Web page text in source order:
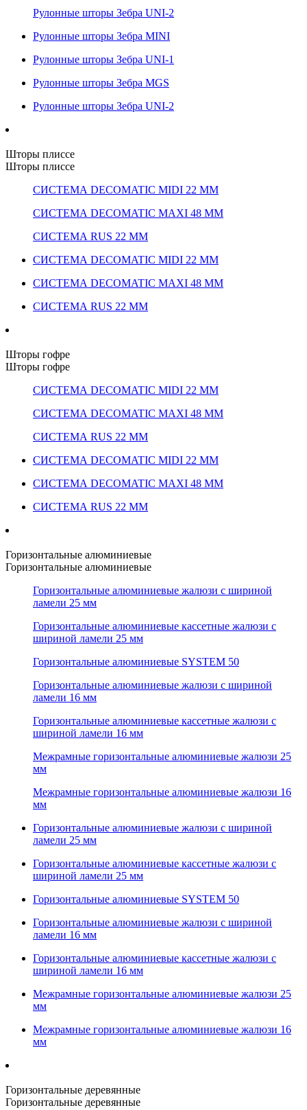
Рулонные шторы Зебра UNI-2
Рулонные шторы Зебра MINI
Рулонные шторы Зебра UNI-1
Рулонные шторы Зебра MGS
Рулонные шторы Зебра UNI-2
Шторы плиссе
Шторы плиссе
СИСТЕМА DECOMATIC MIDI 22 ММ
СИСТЕМА DECOMATIC MAXI 48 ММ
СИСТЕМА RUS 22 ММ
СИСТЕМА DECOMATIC MIDI 22 ММ
СИСТЕМА DECOMATIC MAXI 48 ММ
СИСТЕМА RUS 22 ММ
Шторы гофре
Шторы гофре
СИСТЕМА DECOMATIC MIDI 22 ММ
СИСТЕМА DECOMATIC MAXI 48 ММ
СИСТЕМА RUS 22 ММ
СИСТЕМА DECOMATIC MIDI 22 ММ
СИСТЕМА DECOMATIC MAXI 48 ММ
СИСТЕМА RUS 22 ММ
Горизонтальные алюминиевые
Горизонтальные алюминиевые
Горизонтальные алюминиевые жалюзи с шириной
ламели 25 мм
Горизонтальные алюминиевые кассетные жалюзи с
шириной ламели 25 мм
Горизонтальные алюминиевые SYSTEM 50
Горизонтальные алюминиевые жалюзи с шириной
ламели 16 мм
Горизонтальные алюминиевые кассетные жалюзи с
шириной ламели 16 мм
Межрамные горизонтальные алюминиевые жалюзи 25
мм
Межрамные горизонтальные алюминиевые жалюзи 16
мм
Горизонтальные алюминиевые жалюзи с шириной
ламели 25 мм
Горизонтальные алюминиевые кассетные жалюзи с
шириной ламели 25 мм
Горизонтальные алюминиевые SYSTEM 50
Горизонтальные алюминиевые жалюзи с шириной
ламели 16 мм
Горизонтальные алюминиевые кассетные жалюзи с
шириной ламели 16 мм
Межрамные горизонтальные алюминиевые жалюзи 25
мм
Межрамные горизонтальные алюминиевые жалюзи 16
мм
Горизонтальные деревянные
Горизонтальные деревянные